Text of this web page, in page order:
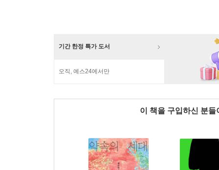
기간 한정 특가 도서
오직, 예스24에서만
이 책을 구입하신 분